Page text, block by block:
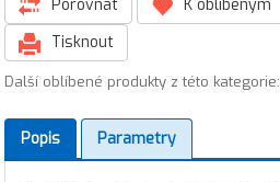
Porovnat K oblíbeným
Tisknout
Další oblíbené produkty z této kategorie:
Popis Parametry